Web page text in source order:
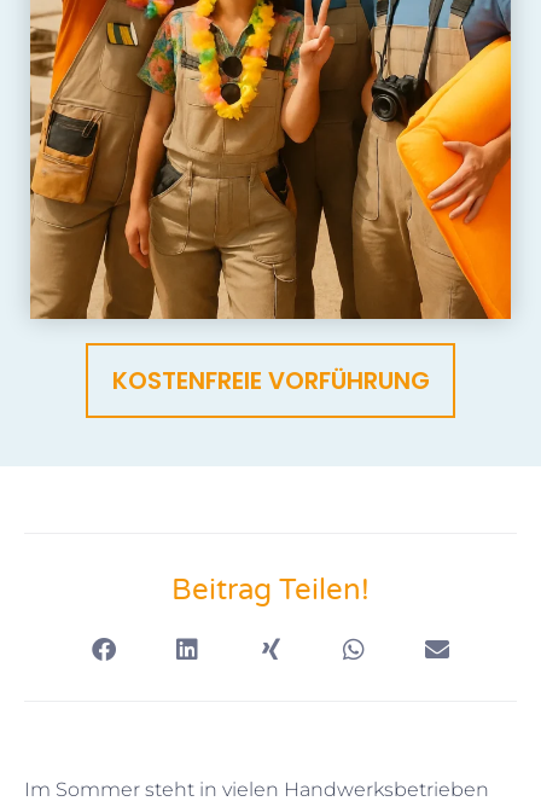
KOSTENFREIE VORFÜHRUNG
Beitrag Teilen!
Im Sommer steht in vielen Handwerksbetrieben